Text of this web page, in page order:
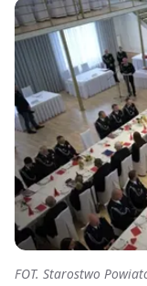
FOT. Starostwo